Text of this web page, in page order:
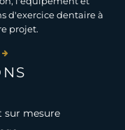
d'exercice dentaire à
projet.
sur mesure